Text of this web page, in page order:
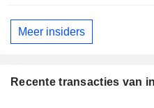
Meer insiders
Recente transacties van